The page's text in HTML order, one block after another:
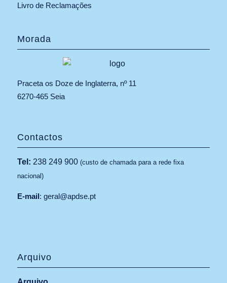
Livro de Reclamações
Morada
Praceta os Doze de Inglaterra, nº 11
6270-465 Seia
Contactos
Tel: 238 249 900(custo de chamada para a rede fixa
nacional)
E-mail: geral@apdse.pt
Arquivo